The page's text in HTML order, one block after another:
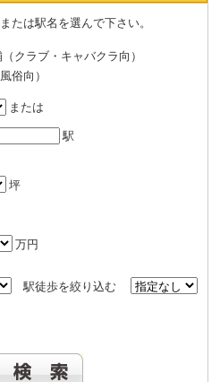
たは駅名を選んで下さい。
クラブ・キャバクラ向）
俗向）
または
駅
坪
万円
駅徒歩を絞り込む